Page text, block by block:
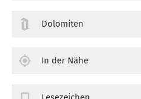
Dolomiten
In der Nähe